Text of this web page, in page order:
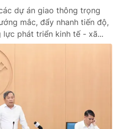
dự án giao thông trọng
mắc, đẩy nhanh tiến độ,
phát triển kinh tế - xã...